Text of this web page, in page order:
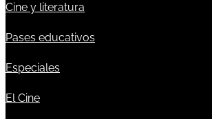
Cine y literatura
Pases educativos
Especiales
El Cine